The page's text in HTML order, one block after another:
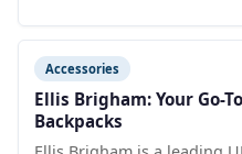
Accessories
Ellis Brigham: Your Go-
Backpacks